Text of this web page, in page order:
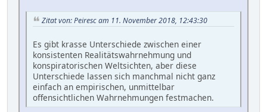
Zitat von: Peiresc am 11. November 2018, 12:43:30
Es gibt krasse Unterschiede zwischen einer
konsistenten Realitätswahrnehmung und
konspiratorischen Weltsichten, aber diese
Unterschiede lassen sich manchmal nicht ganz
einfach an empirischen, unmittelbar
offensichtlichen Wahrnehmungen festmachen.